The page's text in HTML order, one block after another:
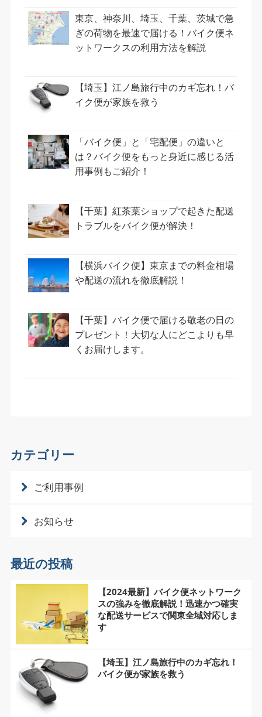
東京、神奈川、埼玉、千葉、茨城で急
ぎの荷物を最速で届ける！バイク便ネ
ットワークスの利用方法を解説
【埼玉】江ノ島旅行中のカギ忘れ！バ
イク便が家族を救う
「バイク便」と「宅配便」の違いと
は？バイク便をもっと身近に感じる活
用事例もご紹介！
【千葉】紅茶葉ショップで起きた配送
トラブルをバイク便が解決！
【横浜バイク便】東京までの料金相場
や配送の流れを徹底解説！
【千葉】バイク便で届ける敬老の日の
プレゼント！大切な人にどこよりも早
くお届けします。
カテゴリー
ご利用事例
お知らせ
最近の投稿
【2024最新】バイク便ネットワーク
スの強みを徹底解説！迅速かつ確実
な配送サービスで関東全域対応しま
す
【埼玉】江ノ島旅行中のカギ忘れ！
バイク便が家族を救う